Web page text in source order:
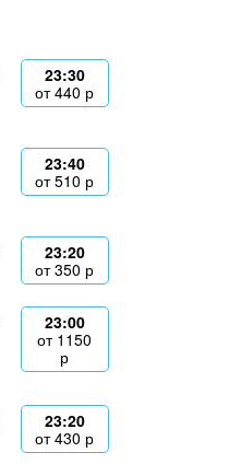
23:30
от440 р
23:40
от510 р
23:20
от350 р
23:00
от 1150
р
23:20
от430 р